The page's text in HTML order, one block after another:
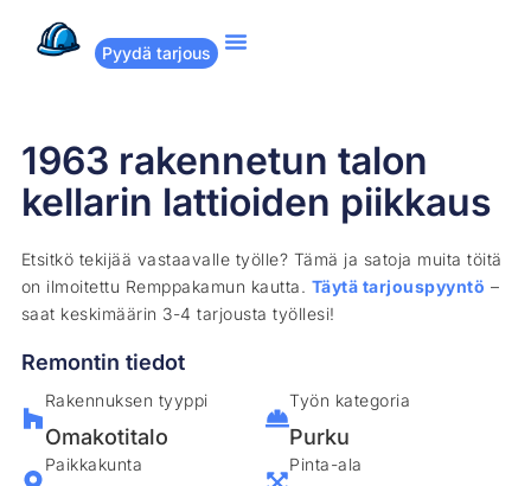
Pyydä tarjous
1963 rakennetun talon
kellarin lattioiden piikkaus
Etsitkö tekijää vastaavalle työlle? Tämä ja satoja muita töitä
on ilmoitettu Remppakamun kautta. Täytä tarjouspyyntö –
saat keskimäärin 3-4 tarjousta työllesi!
Remontin tiedot
Rakennuksen tyyppi
Omakotitalo
Paikkakunta
Työn kategoria
Purku
Pinta-ala